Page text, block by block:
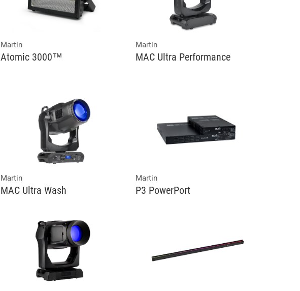
Martin
Atomic 3000™
Martin
MAC Ultra Performance
Martin
MAC Ultra Wash
Martin
P3 PowerPort